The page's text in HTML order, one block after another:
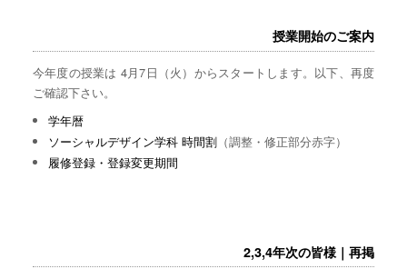
授業開始のご案内
今年度の授業は 4月7日（火）からスタートします。以下、再度
ご確認下さい。
学年暦
ソーシャルデザイン学科 時間割 （調整・修正部分赤字）
履修登録・登録変更期間
2,3,4年次の皆様｜再掲